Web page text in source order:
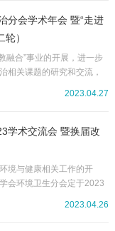
·四川省人民医院皮肤病性
分会学术年会 暨“走进
）
融合”事业的开展，进一步
相关课题的研究和交流，
进校园，安全护梦想”专题
会2.承办单位：成都市东
2023.04.27
学术交流会 暨换届改
境与健康相关工作的开
会环境卫生分会定于2023
举行环境卫生分会换届会
2023.04.26